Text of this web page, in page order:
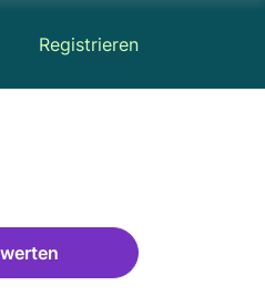
Registrieren